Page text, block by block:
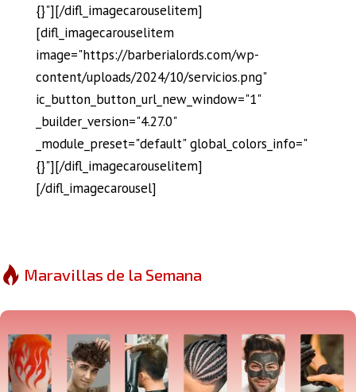
{}"][/difl_imagecarouselitem]
[difl_imagecarouselitem
image="https://barberialords.com/wp-
content/uploads/2024/10/servicios.png"
ic_button_button_url_new_window="1"
_builder_version="4.27.0"
_module_preset="default" global_colors_info="
{}"][/difl_imagecarouselitem]
[/difl_imagecarousel]
Maravillas de la Semana